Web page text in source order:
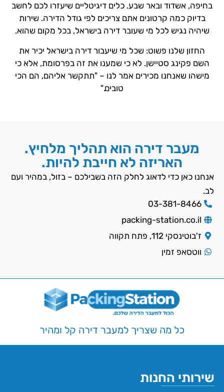
בחיפה, אשדוד ובאר שבע. כלים דיגיטליים שיעזרו לכם לחשב
בדיוק כמה קרטונים אתם צריכים לפי גודל הדירה. שירות
שיהיה נגיש לכל מי שעובר דירה בישראל, בכל מקום שהוא.
החזון שלנו פשוט: שכל מי שיעבור דירה בישראל יכיר את
השם פקינג סטיישן. לא כי שמענו את זה בפרסומת, אלא כי
מישהו שאנחנו מכירים אמר לנו – "תתקשר אליהם, הם הכי
טובים."
מעבר דירה הוא תהליך מלחיץ.
האריזה לא חייבת להיות.
אנחנו כאן כדי לדאוג לחלק הזה בשבילכם – בזול, במהיר ועם
לב.
03-381-8466
packing-station.co.il
ז'בוטינסקי 112, פתח תקווה
ווטסאפ זמין
כל מה שצריך למעבר דירה קל ומהיר
שירותי החנות